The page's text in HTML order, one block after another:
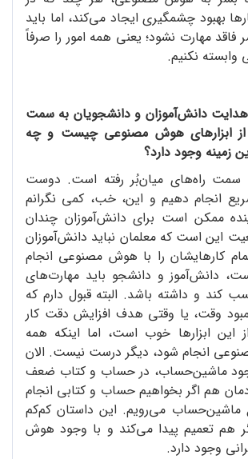
بهبود چشمگیری ایجاد می‌کند، اما باید
فاقد مهارت نشود؛ یعنی همه‌ امور را صرفاً
نکنیم.
دانش‌آموزان و دانشجویان به سمت
ابزارهای هوش مصنوعی چیست و چه
زمینه وجود دارد؟
سمت راه‌های میان‌بُر رفته است. دوست
انجام دهیم و این، خب، کمی نگرانم
ممکن است برای دانش‌آموزان چندان
این است که معلمان نباید دانش‌آموزان
کارهایشان را با هوش مصنوعی انجام
دانش‌آموز و دانشجو باید مهارت‌های
کند و داشته باشد. البته قبول دارم که
وقت، یا وقتی هدف افزایش دقت کار
این ابزارها خوب است، اما اینکه همه‌
انجام شود، دیگر درست نیست. الان
ماشین‌حساب، در حساب و کتاب ضعف
هم اگر بخواهیم حساب و کتابی انجام
ماشین‌حساب می‌رویم. این داستان کم‌کم
هم تعمیم پیدا می‌کند و با وجود هوش
وجود دارد.